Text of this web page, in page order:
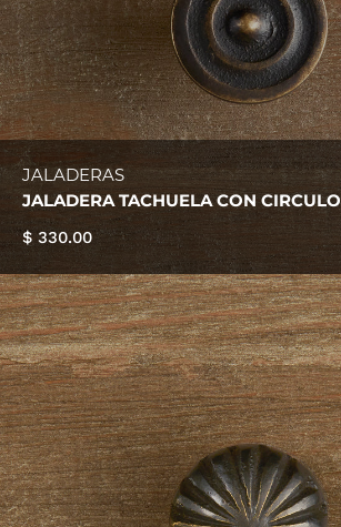
JALADERAS
JALADERA TACHUELA CON CIRCULO
$ 330.00